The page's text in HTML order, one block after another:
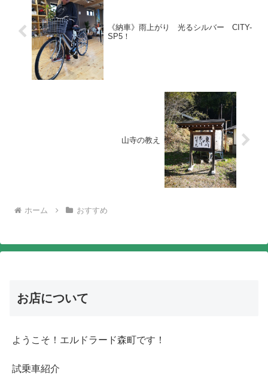
《納車》雨上がり 光るシルバー CITY-
SP5！
山寺の教え
ホーム おすすめ
お店について
ようこそ！エルドラード森町です！
試乗車紹介